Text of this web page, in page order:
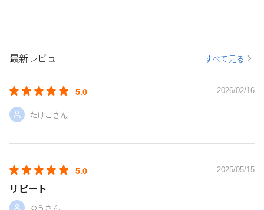
最新レビュー すべて見る
5.0 2026/02/16
たけこさん
5.0 2025/05/15
リピート
ゆうさん